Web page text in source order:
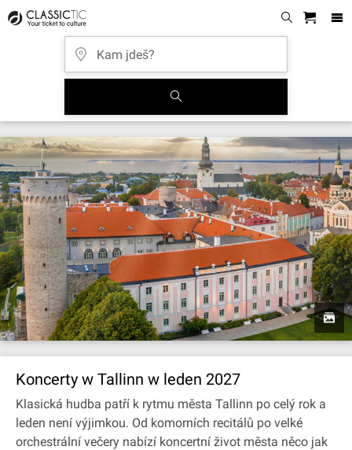
Koncerty w Tallinn w leden 2027
Klasická hudba patří k rytmu města Tallinn po celý rok a
leden není výjimkou. Od komorních recitálů po velké
orchestrální večery nabízí koncertní život města něco jak